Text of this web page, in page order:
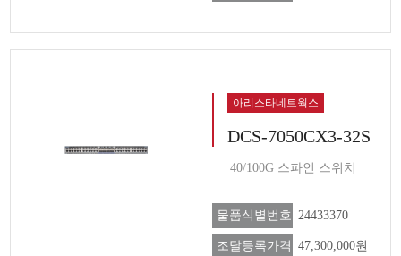
아리스타네트웍스
DCS-7050CX3-32S
40/100G 스파인 스위치
물품식별번호 24433370
조달등록가격 47,300,000원